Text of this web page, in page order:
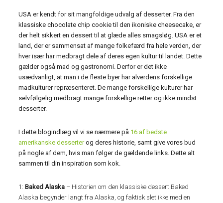
USA er kendt for sit mangfoldige udvalg af desserter. Fra den
klassiske chocolate chip cookie til den ikoniske cheesecake, er
der helt sikkert en dessert til at glæde alles smagsløg. USA er et
land, der er sammensat af mange folkefærd fra hele verden, der
hver især har medbragt dele af deres egen kultur til landet. Dette
gælder også mad og gastronomi. Derfor er det ikke
usædvanligt, at man i de fleste byer har alverdens forskellige
madkulturer repræsenteret. De mange forskellige kulturer har
selvfølgelig medbragt mange forskellige retter og ikke mindst
desserter.
I dette blogindlæg vil vi se nærmere på 16 af bedste
amerikanske desserterog deres historie, samt give vores bud
på nogle af dem, hvis man følger de gældende links. Dette alt
sammen til din inspiration som kok.
1:BakedAlaska – Historien om den klassiske dessert Baked
Alaska begynder langt fra Alaska, og faktisk slet ikke med en